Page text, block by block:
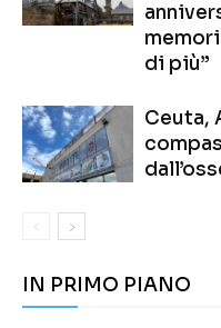
di più”
Ceuta,
IN PRIMO PIANO